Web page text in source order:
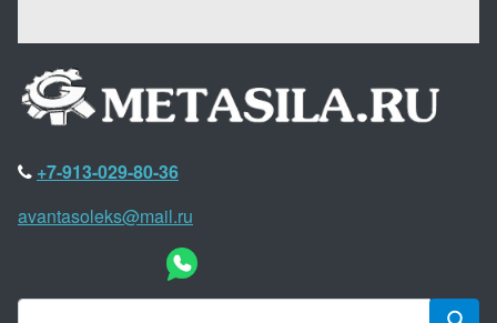
+7-913-029-80-36
avantasoleks@mail.ru